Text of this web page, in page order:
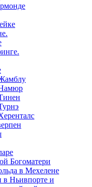
Богоматери
в Мехелене
в Ньивпорте и